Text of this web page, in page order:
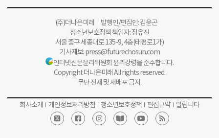
(주)더나은미래 발행인/편집인: 김윤곤
청소년보호정책 책임자: 정유진
서울 중구 세종대로 135-9, 4층(태평로1가)
기사제보:press@futurechosun.com
인터넷신문윤리위원회 윤리강령을 준수합니다.
Copyright 더나은미래 All rights reserved.
무단 전재 및 재배포 금지.
회사소개 개인정보처리방침 청소년보호정책 편집규약 알립니다